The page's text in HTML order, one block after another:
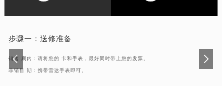
步骤一： 送修准备
销售 期内：请将您的 卡和手表，最好同时带上您的发票。
非销售 期：携带雷达手表即可。